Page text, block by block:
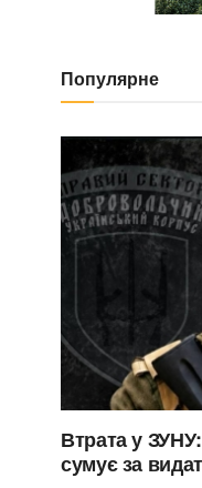
Популярне
Втрата у
сумує за